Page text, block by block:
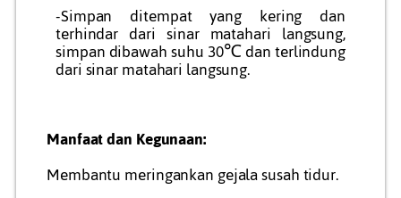
-Simpan ditempat yang kering dan
terhindar dari sinar matahari langsung,
simpan dibawah suhu 30℃ dan terlindung
dari sinar matahari langsung.
Manfaat dan Kegunaan:
Membantu meringankan gejala susah tidur.